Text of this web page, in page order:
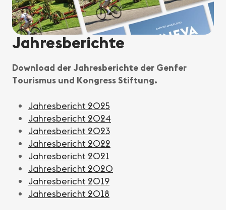
Jahresberichte
Download der Jahresberichte der Genfer
Tourismus und Kongress Stiftung.
Jahresbericht 2025
Jahresbericht 2024
Jahresbericht 2023
Jahresbericht 2022
Jahresbericht 2021
Jahresbericht 2020
Jahresbericht 2019
Jahresbericht 2018